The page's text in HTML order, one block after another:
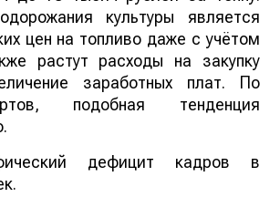
культуры является
цен на топливо даже с учётом
растут расходы на закупку
заработных плат. По
подобная тенденция
дефицит кадров в